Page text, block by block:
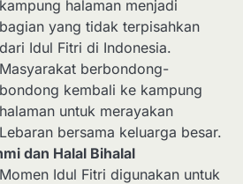
kampung halaman menjadi
bagian yang tidak terpisahkan
dari Idul Fitri di Indonesia.
Masyarakat berbondong-
bondong kembali ke kampung
halaman untuk merayakan
Lebaran bersama keluarga besar.
dan Halal Bihalal
Momen Idul Fitri digunakan untuk